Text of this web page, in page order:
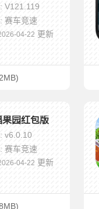
V121.119
赛车竞速
04-22 更新
果园红包版
v6.0.10
赛车竞速
04-22 更新